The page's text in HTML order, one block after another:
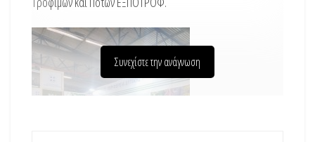
Συνεχίστε την ανάγνωση